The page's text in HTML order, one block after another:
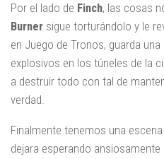
Por el lado de Finch, las cosas
Burner sigue torturándolo y le
en Juego de Tronos, guarda
explosivos en los túneles de la
a destruir todo con tal de
verdad.
Finalmente tenemos una
dejara esperando